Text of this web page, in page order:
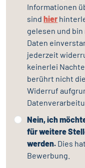
Informationen
sindhier
gelesen und
Daten
jederzeit
keinerlei
berührt nicht
Widerruf
Nein, ich
für weitere
werden. Dies
Bewerbung.